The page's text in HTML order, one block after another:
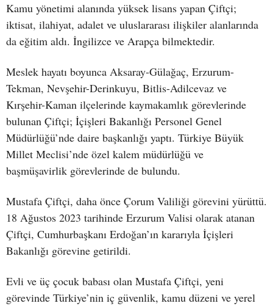
Kamu yönetimi alanında yüksek lisans yapan Çiftçi;
iktisat, ilahiyat, adalet ve uluslararası ilişkiler alanlarında
da eğitim aldı. İngilizce ve Arapça bilmektedir.
Meslek hayatı boyunca Aksaray-Gülağaç, Erzurum-
Tekman, Nevşehir-Derinkuyu, Bitlis-Adilcevaz ve
Kırşehir-Kaman ilçelerinde kaymakamlık görevlerinde
bulunan Çiftçi; İçişleri Bakanlığı Personel Genel
Müdürlüğü’nde daire başkanlığı yaptı. Türkiye Büyük
Millet Meclisi’nde özel kalem müdürlüğü ve
başmüşavirlik görevlerinde de bulundu.
Mustafa Çiftçi, daha önce Çorum Valiliği görevini yürüttü.
18 Ağustos 2023 tarihinde Erzurum Valisi olarak atanan
Çiftçi, Cumhurbaşkanı Erdoğan’ın kararıyla İçişleri
Bakanlığı görevine getirildi.
Evli ve üç çocuk babası olan Mustafa Çiftçi, yeni
görevinde Türkiye’nin iç güvenlik, kamu düzeni ve yerel